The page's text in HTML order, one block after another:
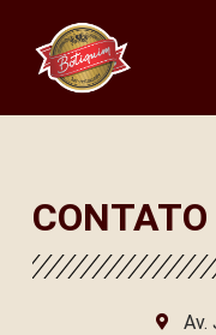
CONTATO
Av.